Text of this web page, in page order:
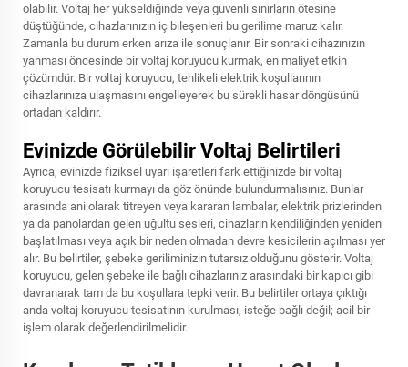
olabilir. Voltaj her yükseldiğinde veya güvenli sınırların ötesine
düştüğünde, cihazlarınızın iç bileşenleri bu gerilime maruz kalır.
Zamanla bu durum erken arıza ile sonuçlanır. Bir sonraki cihazınızın
yanması öncesinde bir voltaj koruyucu kurmak, en maliyet etkin
çözümdür. Bir voltaj koruyucu, tehlikeli elektrik koşullarının
cihazlarınıza ulaşmasını engelleyerek bu sürekli hasar döngüsünü
ortadan kaldırır.
Evinizde Görülebilir Voltaj Belirtileri
Ayrıca, evinizde fiziksel uyarı işaretleri fark ettiğinizde bir voltaj
koruyucu tesisatı kurmayı da göz önünde bulundurmalısınız. Bunlar
arasında ani olarak titreyen veya kararan lambalar, elektrik prizlerinden
ya da panolardan gelen uğultu sesleri, cihazların kendiliğinden yeniden
başlatılması veya açık bir neden olmadan devre kesicilerin açılması yer
alır. Bu belirtiler, şebeke geriliminizin tutarsız olduğunu gösterir. Voltaj
koruyucu, gelen şebeke ile bağlı cihazlarınız arasındaki bir kapıcı gibi
davranarak tam da bu koşullara tepki verir. Bu belirtiler ortaya çıktığı
anda voltaj koruyucu tesisatının kurulması, isteğe bağlı değil; acil bir
işlem olarak değerlendirilmelidir.